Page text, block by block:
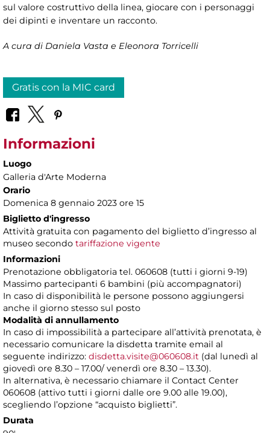
sul valore costruttivo della linea, giocare con i personaggi
dei dipinti e inventare un racconto.
A cura di Daniela Vasta e Eleonora Torricelli
Gratis con la MIC card
Informazioni
Luogo
Galleria d'Arte Moderna
Orario
Domenica 8 gennaio 2023 ore 15
Biglietto d'ingresso
Attività gratuita con pagamento del biglietto d’ingresso al
museo secondo tariffazione vigente
Informazioni
Prenotazione obbligatoria tel. 060608 (tutti i giorni 9-19)
Massimo partecipanti 6 bambini (più accompagnatori)
In caso di disponibilità le persone possono aggiungersi
anche il giorno stesso sul posto
Modalità di annullamento
In caso di impossibilità a partecipare all’attività prenotata, è
necessario comunicare la disdetta tramite email al
seguente indirizzo: disdetta.visite@060608.it (dal lunedì al
giovedì ore 8.30 – 17.00/ venerdì ore 8.30 – 13.30).
In alternativa, è necessario chiamare il Contact Center
060608 (attivo tutti i giorni dalle ore 9.00 alle 19.00),
scegliendo l’opzione “acquisto biglietti”.
Durata